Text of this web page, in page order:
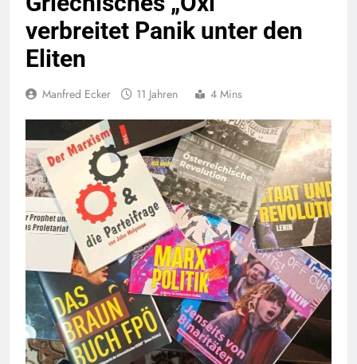
verbreitet Panik unter den
Eliten
Manfred Ecker 11 Jahren 4 Mins